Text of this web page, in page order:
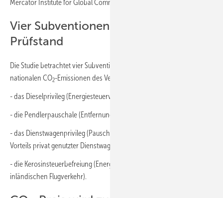
Mercator Institute for Global Commons and Climate Change MCC.
Vier Subventionen auf dem
Prüfstand
Die Studie betrachtet vier Subventionen mit Einfluss auf die
nationalen CO2-Emissionen des Verkehrssektors:
- das Dieselprivileg (Energiesteuervergünstigung für Dieselkraftstoff),
- die Pendlerpauschale (Entfernungspauschale),
- das Dienstwagenprivileg (Pauschale Besteuerung des geldwerten
Vorteils privat genutzter Dienstwagen) und
- die Kerosinsteuerbefreiung (Energiesteuerbefreiung für Kraftstoffe im
inländischen Flugverkehr).